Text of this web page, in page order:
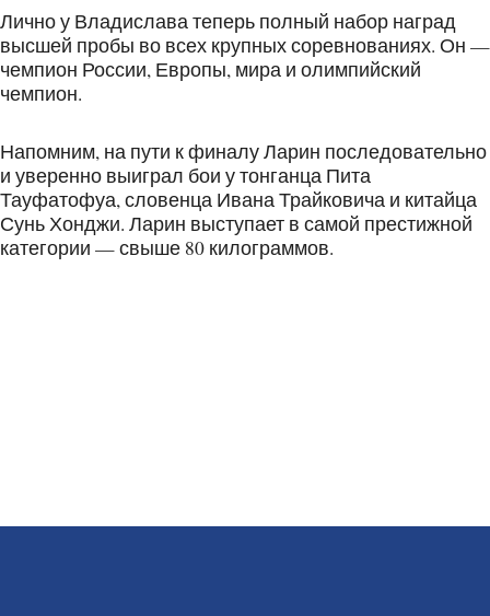
Лично у Владислава теперь полный набор наград
высшей пробы во всех крупных соревнованиях. Он —
чемпион России, Европы, мира и олимпийский
чемпион.
Напомним, на пути к финалу Ларин последовательно
и уверенно выиграл бои у тонганца Пита
Тауфатофуа, словенца Ивана Трайковича и китайца
Сунь Хонджи. Ларин выступает в самой престижной
категории — свыше 80 килограммов.